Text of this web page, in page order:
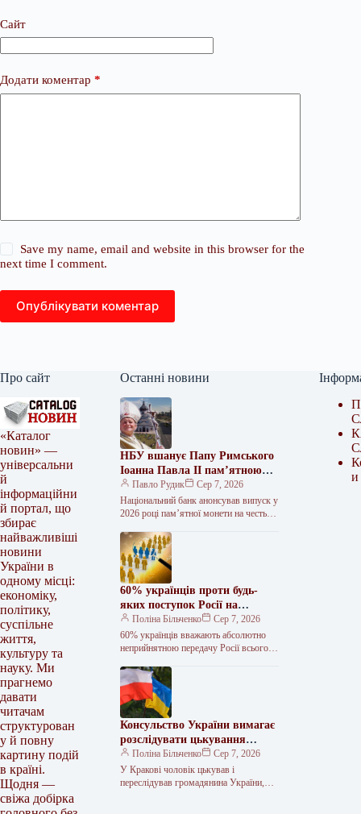
Сайт
Додати коментар *
Save my name, email and website in this browser for the
next time I comment.
Опублікувати коментар
Про сайт
«Каталог
новин» —
універсальни
й
інформаційни
й портал, що
збирає
найважливіші
новини
України в
одному місці:
економіку,
політику,
суспільне
життя,
культуру та
науку. Ми
прагнемо
давати
читачам
структурован
у й повну
картину подій
в країні.
Щодня —
свіжа добірка
Останні новини
НБУ вшанує Папу Римського
Іоанна Павла ІІ пам’ятною
монетою
Павло Рудик
Сер 7, 2026
Національний банк анонсував випуск у
2026 році пам’ятної монети на честь
історичного візиту…
60% українців проти будь-
яких поступок Росії на
Донбасі – КМІС
Поліна Більченко
Сер 7, 2026
60% українців вважають абсолютно
неприйнятною передачу Росії всього
Водночас майже 60% допускають
можливість “заморожування”…
Консульство України вимагає
розслідувати цькування
українця в Кракові
Поліна Більченко
Сер 7, 2026
У Кракові чоловік цькував і
переслідував громадянина України,
и